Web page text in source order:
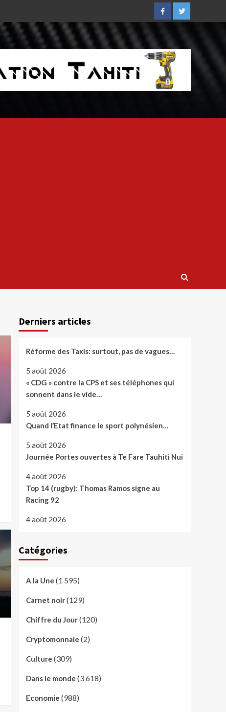
FacebookTwitter
Derniers articles
Réforme des Taxis: surtout, pas de vagues…
5 août 2026
« CDG » contre la CPS et ses téléphones qui
sonnent dans le vide…
5 août 2026
Quand l’Etat finance le sport polynésien…
5 août 2026
Journée Portes ouvertes à Te Fare Tauhiti Nui
4 août 2026
Top 14 (rugby): Thomas Ramos signe au
Racing 92
4 août 2026
Catégories
A la Une (1 595)
Carnet noir(129)
Chiffre du Jour(120)
Cryptomonnaie (2)
Culture (309)
Dans le monde (3 618)
Economie (988)